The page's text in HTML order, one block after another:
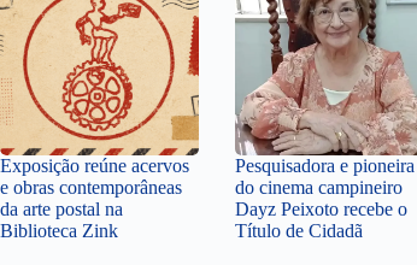
Exposição reúne acervos
e obras contemporâneas
da arte postal na
Biblioteca Zink
Pesquisadora e pioneira
do cinema campineiro
Dayz Peixoto recebe o
Título de Cidadã